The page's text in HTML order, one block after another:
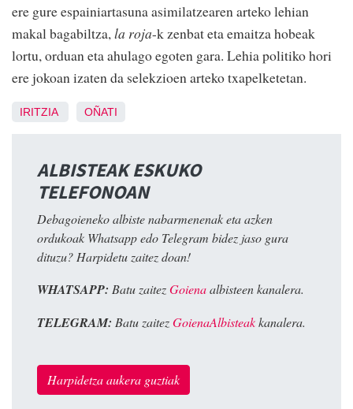
ere gure espainiartasuna asimilatzearen arteko lehian
makal bagabiltza,la roja-k zenbat eta emaitza hobeak
lortu, orduan eta ahulago egoten gara. Lehia politiko hori
ere jokoan izaten da selekzioen arteko txapelketetan.
IRITZIA OÑATI
ALBISTEAK ESKUKO
TELEFONOAN
Debagoieneko albiste nabarmenenak eta azken
ordukoak Whatsapp edo Telegram bidez jaso gura
dituzu? Harpidetu zaitez doan!
WHATSAPP: Batu zaitezGoienaalbisteen kanalera.
TELEGRAM: Batu zaitezGoienaAlbisteakkanalera.
Harpidetza aukera guztiak